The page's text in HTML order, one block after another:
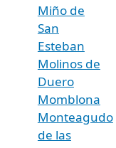
Miño de
San
Esteban
Molinos de
Duero
Momblona
Monteagudo
de las